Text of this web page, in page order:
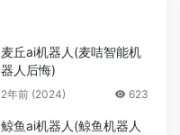
麦丘ai机器人(麦咭智能机
器人后悔)
2年前 (2024) 623
鲸鱼ai机器人(鲸鱼机器人